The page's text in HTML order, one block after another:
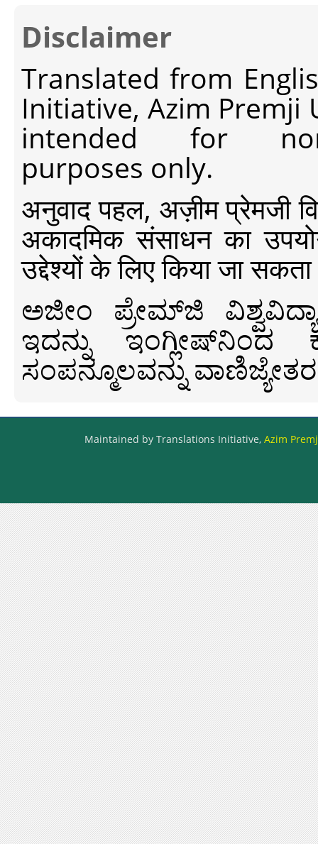
Disclaimer
Translated from
Initiative, Azim Premji
intended for non-
purposes only.
अनुवाद पहल, अज़ीम प्रेमजी
अकादमिक संसाधन का
उद्देश्यों के लिए किया जा
ಅಜೀಂ ಪ್ರೇಮ್‍ಜಿ
ಇದನ್ನು ಇಂಗ್ಲೀಷ್‍ನಿಂದ
ಸಂಪನ್ಮೂಲವನ್ನು
Maintained by Translations Initiative, Azim